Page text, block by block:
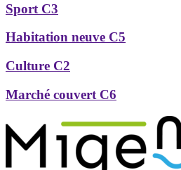
Sport C3
Habitation neuve C5
Culture C2
Marché couvert C6
Précédent
Suivant